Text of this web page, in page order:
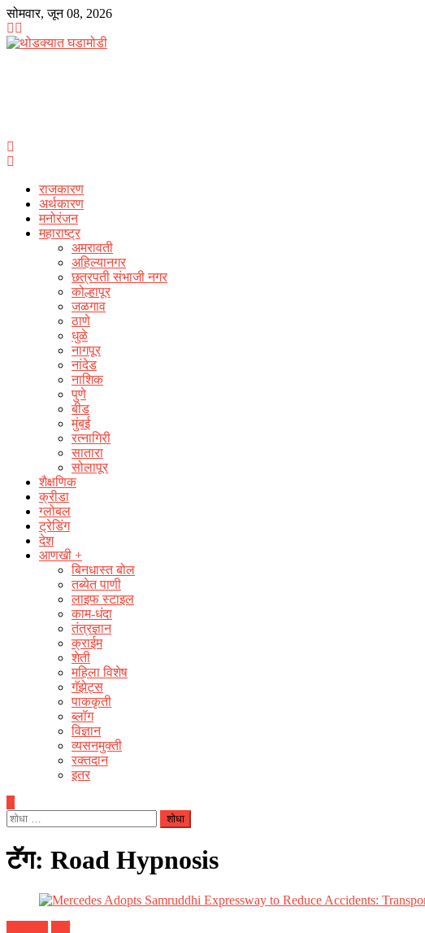
Skip
to
content
सोमवार, जून 08, 2026
राजकारण
अर्थकारण
मनोरंजन
महाराष्ट्र
अमरावती
अहिल्यानगर
छत्रपती संभाजी नगर
कोल्हापूर
जळगाव
ठाणे
धुळे
नागपूर
नांदेड
नाशिक
पुणे
बीड
मुंबई
रत्नागिरी
सातारा
सोलापूर
शैक्षणिक
क्रीडा
ग्लोबल
ट्रेडिंग
देश
आणखी +
बिनधास्त बोल
तब्येत पाणी
लाइफ स्टाइल
काम-धंदा
तंत्रज्ञान
क्राईम
शेती
महिला विशेष
गॅझेट्स
पाककृती
ब्लॉग
विज्ञान
व्यसनमुक्ती
रक्‍तदान
इतर
यांचा
शोध
घ्या
:
टॅग: Road Hypnosis